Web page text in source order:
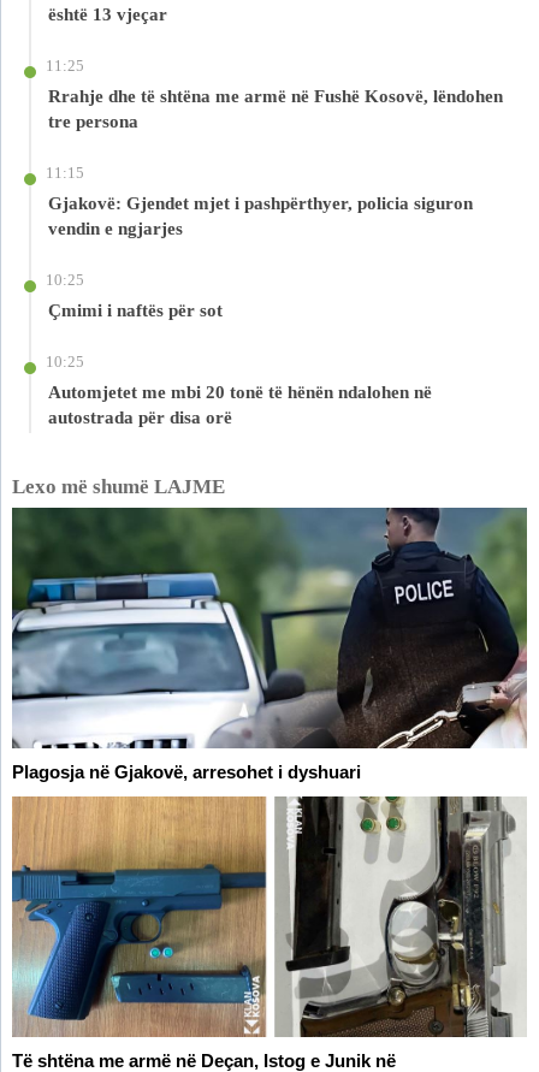
është 13 vjeçar
11:25
Rrahje dhe të shtëna me armë në Fushë Kosovë, lëndohen
tre persona
11:15
Gjakovë: Gjendet mjet i pashpërthyer, policia siguron
vendin e ngjarjes
10:25
Çmimi i naftës për sot
10:25
Automjetet me mbi 20 tonë të hënën ndalohen në
autostrada për disa orë
Lexo më shumë LAJME
Plagosja në Gjakovë, arresohet i dyshuari
Të shtëna me armë në Deçan, Istog e Junik në